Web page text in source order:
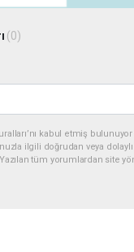
(0)
kabul etmiş
ilgili doğrudan veya
tüm yorumlardan site